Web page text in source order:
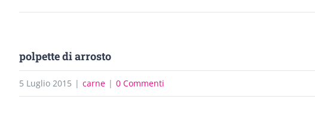
polpette di arrosto
5 Luglio 2015 | carne | 0 Commenti